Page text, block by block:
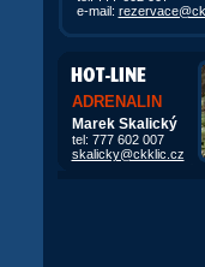
e-mail:
ADRENALIN
Marek Skalický
tel: 777 602 007
skalicky@ckklic.cz